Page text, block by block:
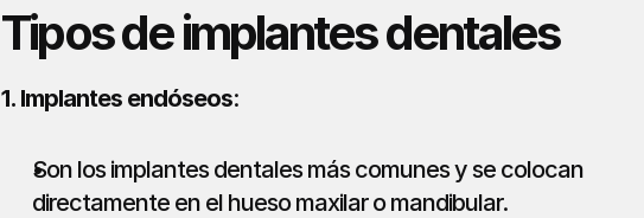
Tipos de implantes dentales
1. Implantes endóseos:
Son los implantes dentales más comunes y se colocan
directamente en el hueso maxilar o mandibular.